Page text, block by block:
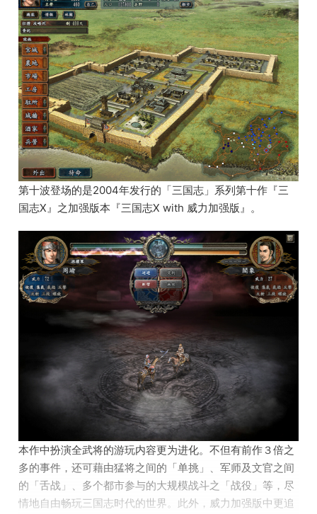
第十波登场的是2004年发行的「三国志」系列第十作『三
国志X』之加强版本『三国志X with 威力加强版』。
本作中扮演全武将的游玩内容更为进化。不但有前作３倍之
多的事件，还可藉由猛将之间的「单挑」、军师及文官之间
的「舌战」、多个都市参与的大规模战斗之「战役」等，尽
情地自由畅玩三国志时代的世界。此外，威力加强版中更追